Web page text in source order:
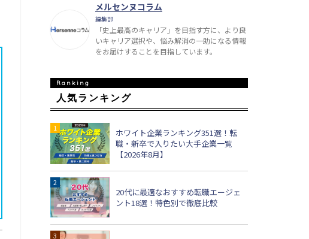
メルセンヌコラム
編集部
「史上最高のキャリア」を目指す方に、より良
いキャリア選択や、悩み解消の一助になる情報
をお届けすることを目指しています。
人気ランキング
ホワイト企業ランキング351選！転
職・新卒で入りたい大手企業一覧
【2026年8月】
20代に最適なおすすめ転職エージェ
ント18選！特色別で徹底比較